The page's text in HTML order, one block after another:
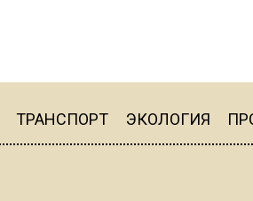
ТРАНСПОРТ ЭКОЛОГИЯ